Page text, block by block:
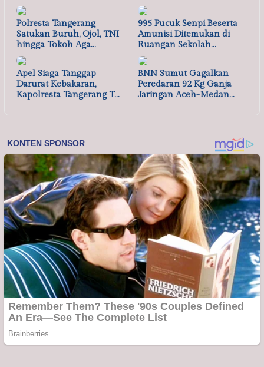
Polresta Tangerang
Satukan Buruh, Ojol, TNI
hingga Tokoh Aga…
995 Pucuk Senpi Beserta
Amunisi Ditemukan di
Ruangan Sekolah…
Apel Siaga Tanggap
Darurat Kebakaran,
Kapolresta Tangerang T…
BNN Sumut Gagalkan
Peredaran 92 Kg Ganja
Jaringan Aceh-Medan…